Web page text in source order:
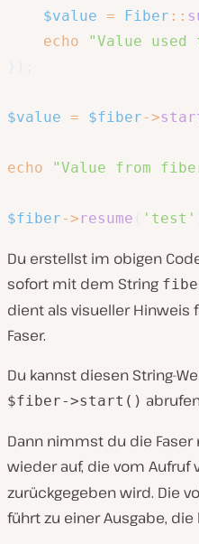
$value = Fiber ::
echo
"Value
$value = $fiber->
echo "Value from
$fiber-> resume 'test'
Du erstellst im obigen
sofort mit dem String
dient als visueller Hinweis
Faser.
Du kannst diesen String-
$fiber->start()
Dann nimmst du die Faser
wieder auf, die vom Aufruf
zurückgegeben wird. Die
führt zu einer Ausgabe, die